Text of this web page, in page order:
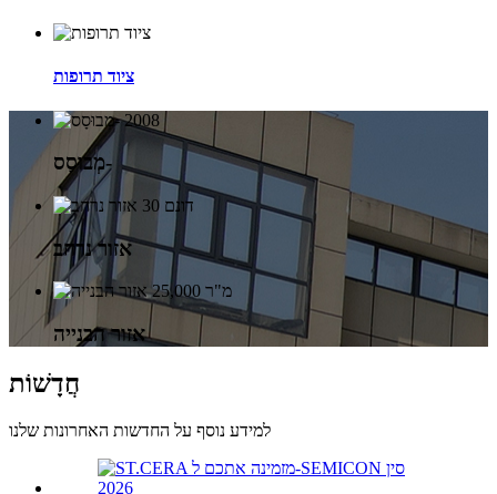
ציוד תרופות
2008
מְבוּסָס-
30 דונם
אזור נרחב
25,000 מ"ר
אזור הבנייה
חֲדָשׁוֹת
למידע נוסף על החדשות האחרונות שלנו